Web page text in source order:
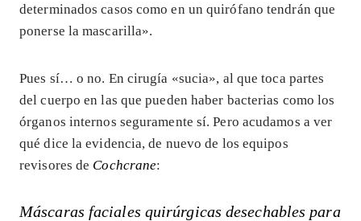
determinados casos como en un quirófano tendrán que
ponerse la mascarilla».
Pues sí… o no. En cirugía «sucia», al que toca partes
del cuerpo en las que pueden haber bacterias como los
órganos internos seguramente sí. Pero acudamos a ver
qué dice la evidencia, de nuevo de los equipos
revisores de Cochcrane:
Máscaras faciales quirúrgicas desechables para